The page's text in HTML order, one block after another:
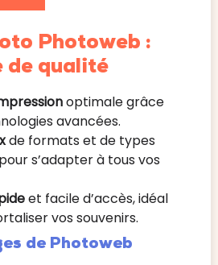
Photoweb :
de qualité
optimale grâce
avancées.
de formats et de types
s’adapter à tous vos
et facile d’accès, idéal
vos souvenirs.
de Photoweb